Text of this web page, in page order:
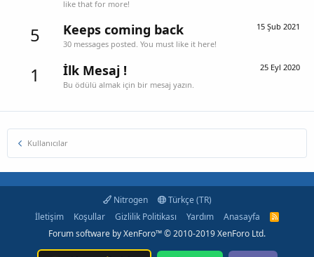
like that for more!
5 15 Şub 2021
Keeps coming back
30 messages posted. You must like it here!
1 25 Eyl 2020
İlk Mesaj !
Bu ödülü almak için bir mesaj yazın.
Kullanıcılar
Nitrogen
Türkçe (TR)
İletişim
Koşullar Gizlilik Politikası Yardım Anasayfa
R
S
Forum software by XenForo™© 2010-2019 XenForo Ltd.